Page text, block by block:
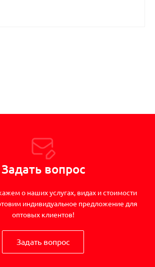
Задать вопрос
о наших услугах, видах и стоимости
индивидуальное предложение для
оптовых клиентов!
Задать вопрос